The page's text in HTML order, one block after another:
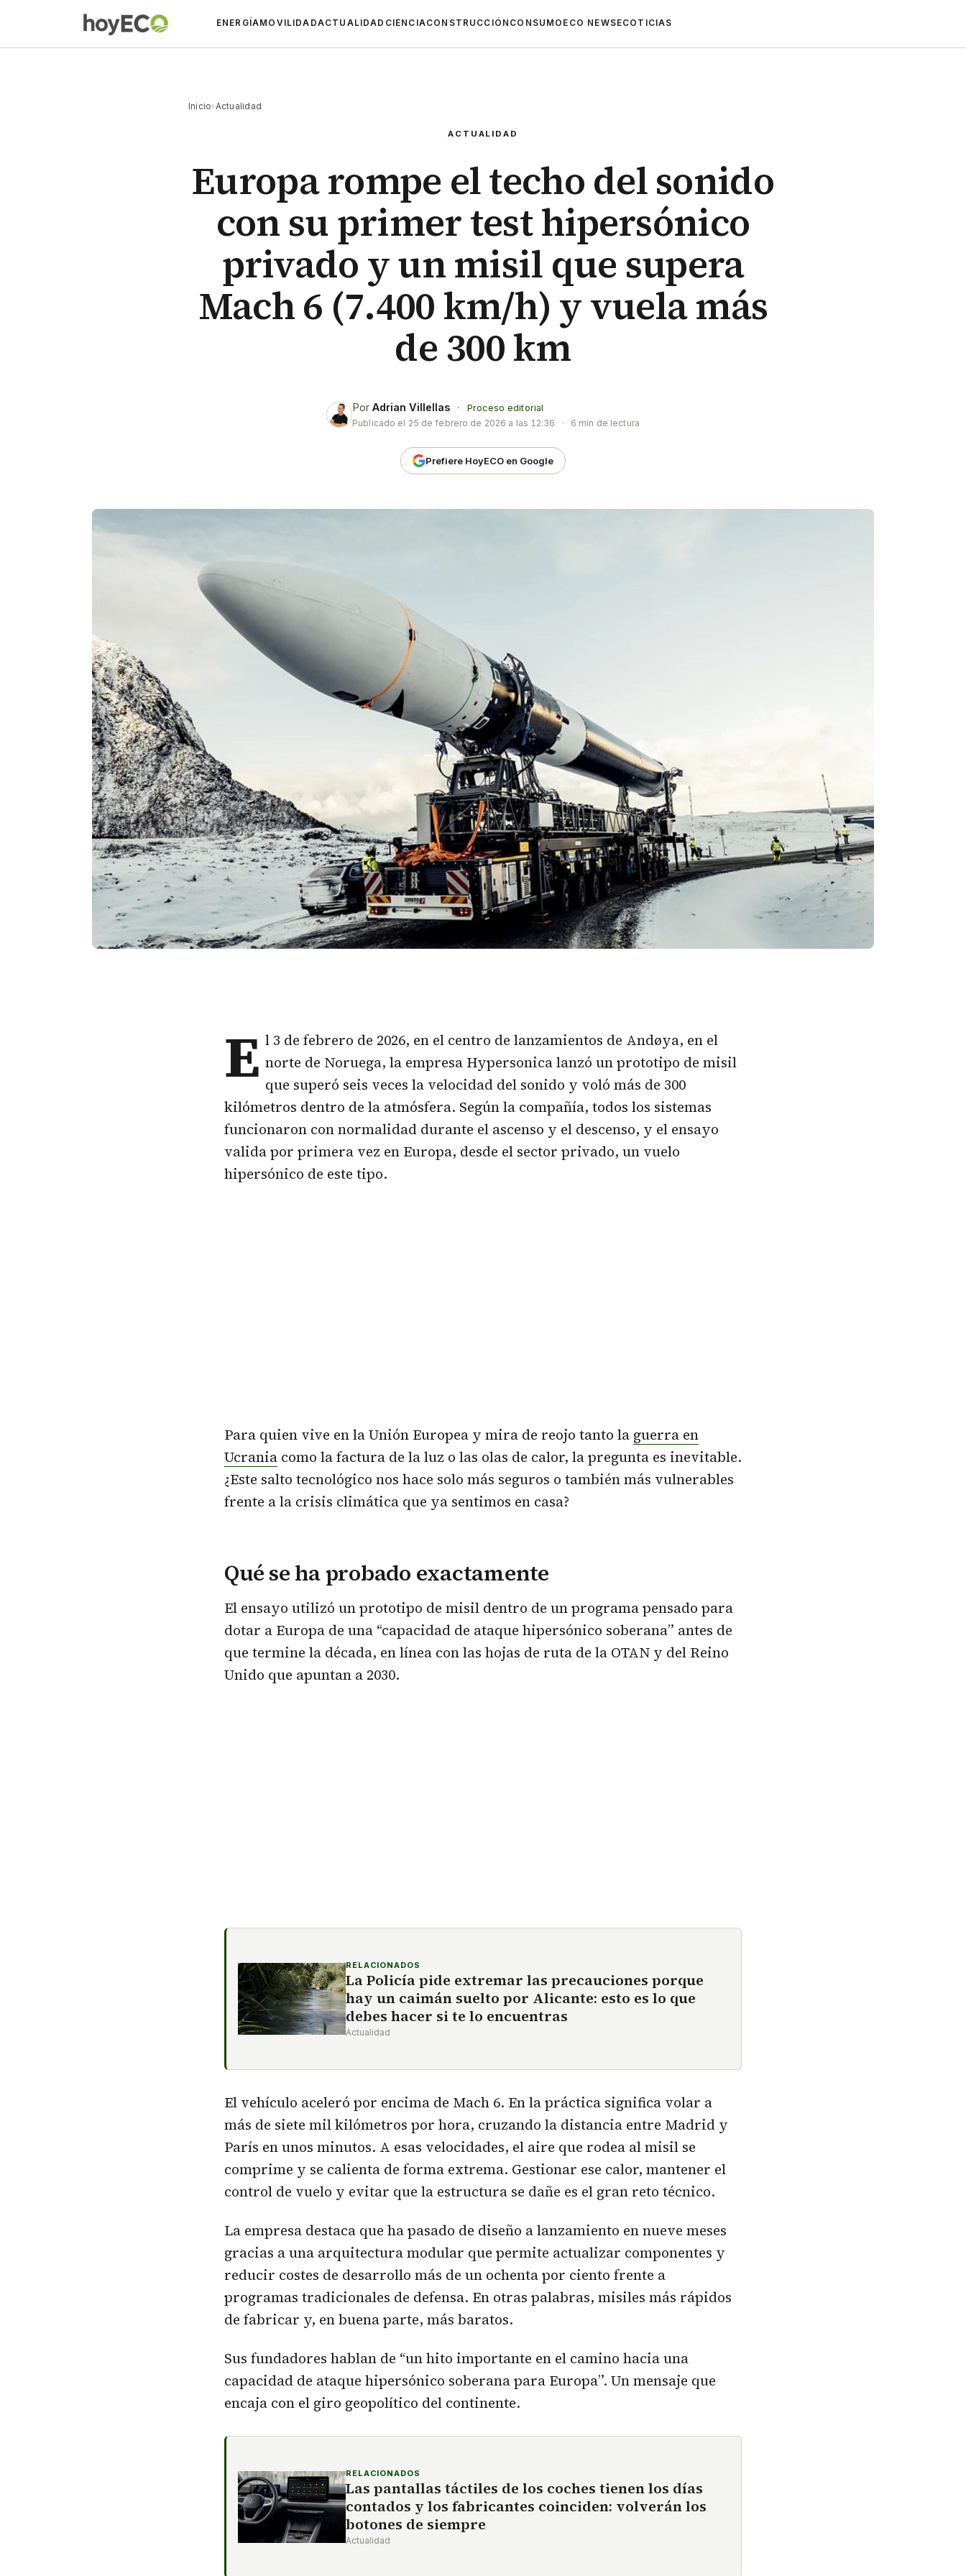
ENERGÍA MOVILIDADACTUALIDAD CIENCIACONSTRUCCIÓN CONSUMO ECO NEWS ECOTICIAS
Inicio›Actualidad
ACTUALIDAD
Europa rompe el techo del sonido
con su primer test hipersónico
privado y un misil que supera
Mach 6 (7.400 km/h) y vuela más
de 300 km
PorAdrian Villellas ·
Proceso editorial
Publicado el 25 de febrero de 2026 a las 12:36 · 6 min de lectura
Prefiere HoyECO en Google
E l 3 de febrero de 2026, en el centro de lanzamientos de Andøya, en el
norte de Noruega, la empresa Hypersonica lanzó un prototipo de misil
que superó seis veces la velocidad del sonido y voló más de 300
kilómetros dentro de la atmósfera. Según la compañía, todos los sistemas
funcionaron con normalidad durante el ascenso y el descenso, y el ensayo
valida por primera vez en Europa, desde el sector privado, un vuelo
hipersónico de este tipo.
Para quien vive en la Unión Europea y mira de reojo tanto la guerra en
Ucrania como la factura de la luz o las olas de calor, la pregunta es inevitable.
¿Este salto tecnológico nos hace solo más seguros o también más vulnerables
frente a la crisis climática que ya sentimos en casa?
Qué se ha probado exactamente
El ensayo utilizó un prototipo de misil dentro de un programa pensado para
dotar a Europa de una “capacidad de ataque hipersónico soberana” antes de
que termine la década, en línea con las hojas de ruta de la OTAN y del Reino
Unido que apuntan a 2030.
RELACIONADOS
La Policía pide extremar las precauciones porque
hay un caimán suelto por Alicante: esto es lo que
debes hacer si te lo encuentras
Actualidad
El vehículo aceleró por encima de Mach 6. En la práctica significa volar a
más de siete mil kilómetros por hora, cruzando la distancia entre Madrid y
París en unos minutos. A esas velocidades, el aire que rodea al misil se
comprime y se calienta de forma extrema. Gestionar ese calor, mantener el
control de vuelo y evitar que la estructura se dañe es el gran reto técnico.
La empresa destaca que ha pasado de diseño a lanzamiento en nueve meses
gracias a una arquitectura modular que permite actualizar componentes y
reducir costes de desarrollo más de un ochenta por ciento frente a
programas tradicionales de defensa. En otras palabras, misiles más rápidos
de fabricar y, en buena parte, más baratos.
Sus fundadores hablan de “un hito importante en el camino hacia una
capacidad de ataque hipersónico soberana para Europa”. Un mensaje que
encaja con el giro geopolítico del continente.
RELACIONADOS
Las pantallas táctiles de los coches tienen los días
contados y los fabricantes coinciden: volverán los
botones de siempre
Actualidad